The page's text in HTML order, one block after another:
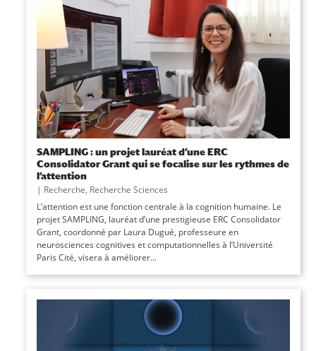
SAMPLING : un projet lauréat d’une ERC
Consolidator Grant qui se focalise sur les rythmes de
l’attention
| Recherche, Recherche Sciences
L’attention est une fonction centrale à la cognition humaine. Le
projet SAMPLING, lauréat d’une prestigieuse ERC Consolidator
Grant, coordonné par Laura Dugué, professeure en
neurosciences cognitives et computationnelles à l’Université
Paris Cité, visera à améliorer...